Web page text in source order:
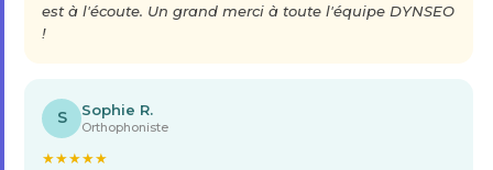
est à l'écoute. Un grand merci à toute l'équipe DYNSEO
!
S Sophie R.
Orthophoniste
★★★★★